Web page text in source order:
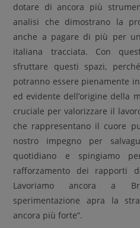
dotare di ancora più
analisi che dimostrano la
anche a pagare di più per
italiana tracciata. Con
sfruttare questi spazi,
potranno essere pienamente
ed evidente dell’origine della
cruciale per valorizzare il
che rappresentano il cuore
nostro impegno per
quotidiano e spingiamo
rafforzamento dei rapporti
Lavoriamo ancora a
sperimentazione apra la
ancora più forte”.